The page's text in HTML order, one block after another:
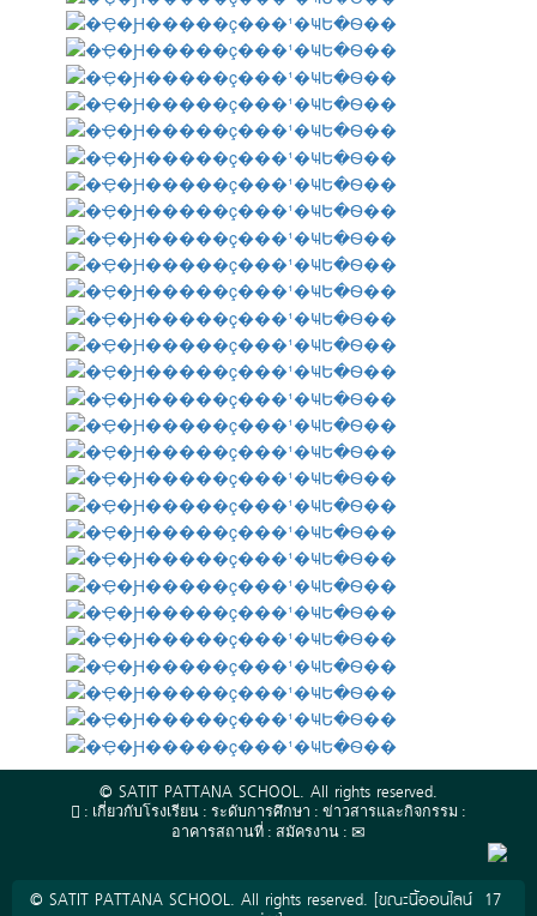
© SATIT PATTANA SCHOOL. All rights reserved.
: เกี่ยวกับโรงเรียน : ระดับการศึกษา : ข่าวสารและกิจกรรม :
อาคารสถานที่ : สมัครงาน :
© SATIT PATTANA SCHOOL. All rights reserved. [ขณะนี้ออนไลน์ 17